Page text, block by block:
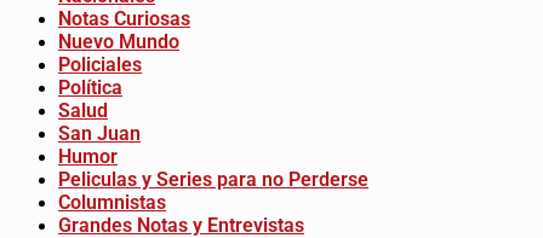
Notas Curiosas
Nuevo Mundo
Policiales
Política
Salud
San Juan
Humor
Peliculas y Series para no Perderse
Columnistas
Grandes Notas y Entrevistas